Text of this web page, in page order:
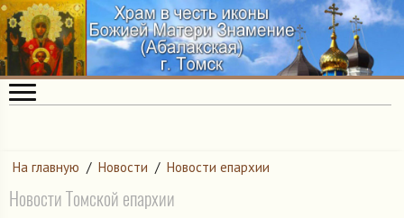
На главную / Новости / Новости епархии
Новости Томской епархии